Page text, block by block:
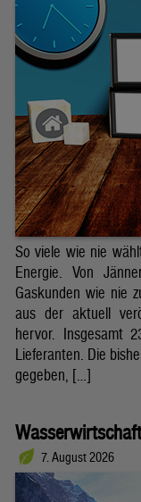
So viele wie nie
Energie. Von
Gaskunden wie nie
aus der aktuell
hervor. Insgesamt
Lieferanten. Die
gegeben, […]
7. August 2026